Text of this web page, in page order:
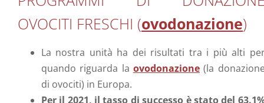
OVOCITI FRESCHI (ovodonazione)
La nostra unità ha dei risultati tra i più alti
quando riguarda la ovodonazione(la
di ovociti) in Europa.
Per il 2021, il tasso di successo è stato del